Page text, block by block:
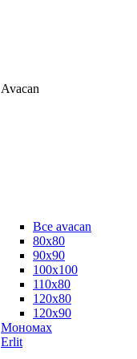
Avacan
Все avacan
80х80
90х90
100х100
110х80
120х80
120х90
Мономах
Erlit